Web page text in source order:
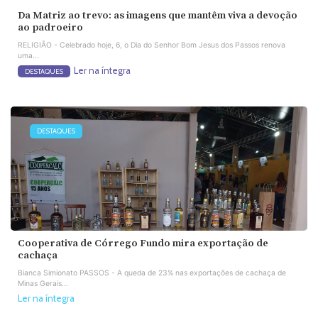
Da Matriz ao trevo: as imagens que mantêm viva a devoção
ao padroeiro
RELIGIÃO - Celebrado hoje, 6, o Dia do Senhor Bom Jesus dos Passos renova
uma...
DESTAQUES Ler na íntegra
DESTAQUES
Cooperativa de Córrego Fundo mira exportação de
cachaça
Bianca Simionato PASSOS - A queda de 23% nas exportações de cachaça de
Minas Gerais...
Ler na íntegra